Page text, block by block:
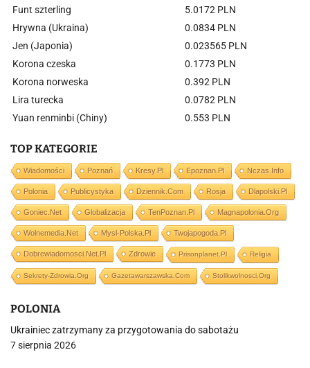
Funt szterling
5.0172 PLN
Hrywna (Ukraina)
0.0834 PLN
Jen (Japonia)
0.023565 PLN
Korona czeska
0.1773 PLN
Korona norweska
0.392 PLN
Lira turecka
0.0782 PLN
Yuan renminbi (Chiny)
0.553 PLN
TOP KATEGORIE
Wiadomości Poznań Kresy.pl Epoznan.pl Nczas.info
Polonia Publicystyka Dziennik.com Rosja Dlapolski.pl
Goniec.net Globalizacja TenPoznan.pl Magnapolonia.org
Wolnemedia.net Mysl-Polska.pl Twojapogoda.pl
Dobrewiadomosci.net.pl Zdrowie Prisonplanet.pl Religia
Sekrety-Zdrowia.org Gazetawarszawska.com Stolikwolnosci.org
POLONIA
Ukrainiec zatrzymany za przygotowania do sabotażu
7 sierpnia 2026